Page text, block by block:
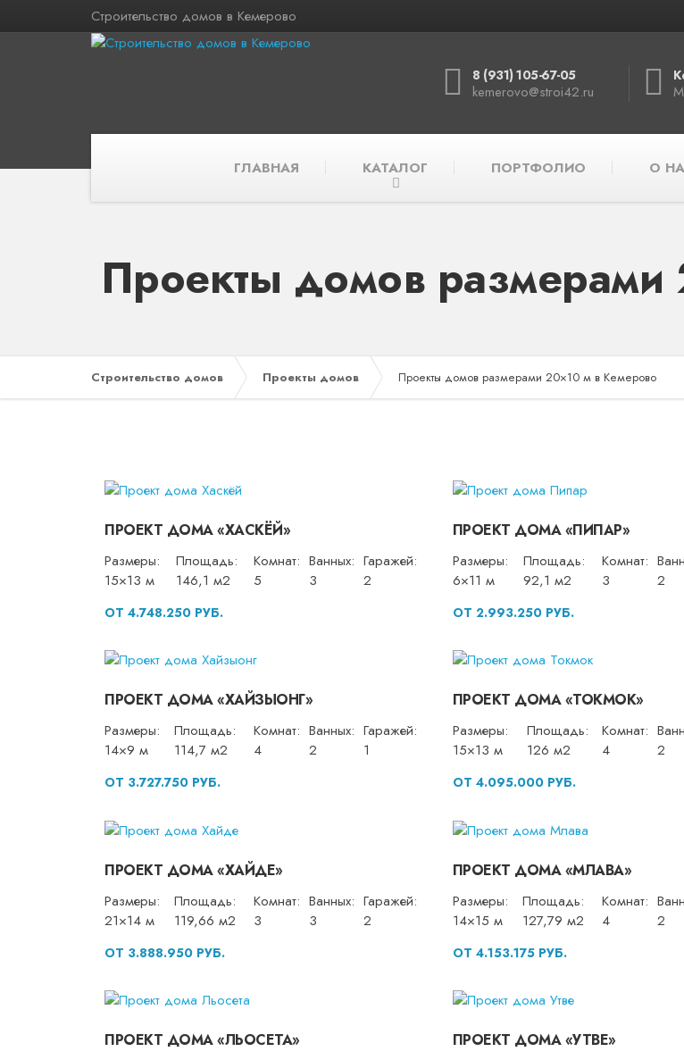
Строительство домов в Кемерово
8 (931) 105-67-05
kemerovo@stroi42.ru
ГЛАВНАЯ КАТАЛОГ ПОРТФОЛИО О
Проекты домов
Строительство домов Проекты домов Проекты домов размерами 20×10 м в Кемерово
ПРОЕКТ ДОМА «ХАСКЁЙ»
Размеры:
15×13 м
Площадь:
146,1 м2
Комнат:
5
Ванных:
3
Гаражей:
2
ОТ 4.748.250 РУБ.
ПРОЕКТ ДОМА «ПИПАР»
Размеры:
6×11 м
Площадь:
92,1 м2
Комнат:
3
2
ОТ 2.993.250 РУБ.
ПРОЕКТ ДОМА «ХАЙЗЫОНГ»
Размеры:
14×9 м
Площадь:
114,7 м2
Комнат:
4
Ванных:
2
Гаражей:
1
ОТ 3.727.750 РУБ.
ПРОЕКТ ДОМА «ТОКМОК»
Размеры:
15×13 м
Площадь:
126 м2
Комнат:
4
2
ОТ 4.095.000 РУБ.
ПРОЕКТ ДОМА «ХАЙДЕ»
Размеры:
21×14 м
Площадь:
119,66 м2
Комнат:
3
Ванных:
3
Гаражей:
2
ОТ 3.888.950 РУБ.
ПРОЕКТ ДОМА «МЛАВА»
Размеры:
14×15 м
Площадь:
127,79 м2
Комнат:
4
2
ОТ 4.153.175 РУБ.
ПРОЕКТ ДОМА «ЛЬОСЕТА» ПРОЕКТ ДОМА «УТВЕ»